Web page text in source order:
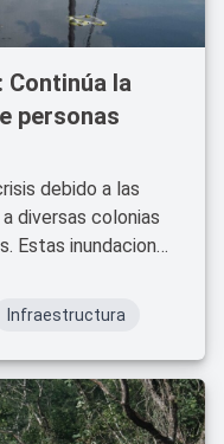
Continúa la
personas
debido a las
diversas colonias
Estas inundaciones
con
Infraestructura